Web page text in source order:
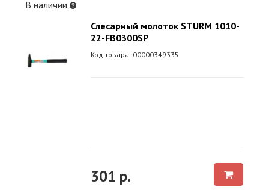
В наличии
Слесарный молоток STURM 1010-
22-FB0300SP
Код товара: 00000349335
301 р.